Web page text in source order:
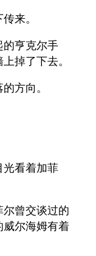
来。
亨克尔手
掉了下去。
方向。
看着加菲
曾交谈过的
尔海姆有着